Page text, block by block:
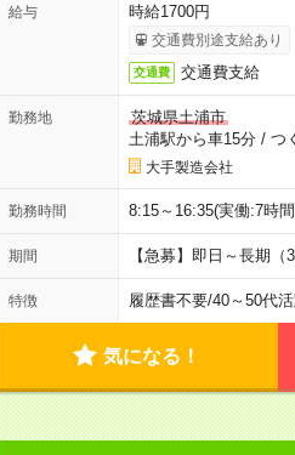
給与 時給1700円
交通費別途支給あり
交通費 交通費支給
勤務地
茨城県土浦市
土浦駅から車15分/ つ
大手製造会社
勤務時間 8:15～16:35(実働:7時
期間 【急募】即日～長期（
特徴 履歴書不要/40～50代
気になる！